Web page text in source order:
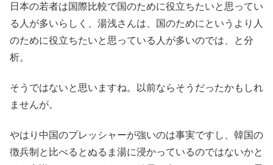
日本の若者は国際比較で国のために役立ちたいと思ってい
る人が多いらしく、湯浅さんは、国のためにというより人
のために役立ちたいと思っている人が多いのでは、と分
析。
そうではないと思いますね。以前ならそうだったかもしれ
ませんが。
やはり中国のプレッシャーが強いのは事実ですし、韓国の
徴兵制と比べるとぬるま湯に浸かっているのではないかと